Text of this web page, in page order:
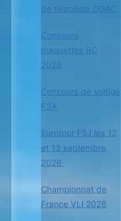
de télépilote DGAC
Concours
maquettes RC
2026
Concours de voltige
F3A
Eurotour F5J les 12
et 13 septembre
2026
Championnat de
France VLI 2026